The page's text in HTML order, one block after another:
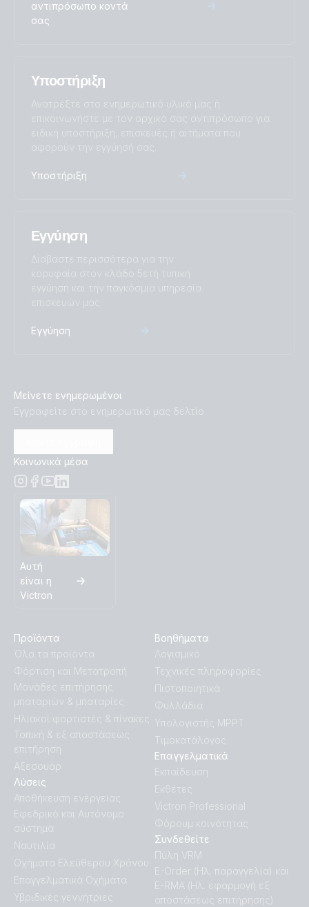
αντιπρόσωπο κοντά
σας
Υποστήριξη
Ανατρέξτε στο ενημερωτικό υλικό μας ή
επικοινωνήστε με τον αρχικό σας αντιπρόσωπο για
ειδική υποστήριξη, επισκευές ή αιτήματα που
αφορούν την εγγύησή σας.
Υποστήριξη
Εγγύηση
Διαβάστε περισσότερα για την
κορυφαία στον κλάδο 5ετή τυπική
εγγύηση και την παγκόσμια υπηρεσία
επισκευών μας.
Εγγύηση
Μείνετε ενημερωμένοι
Εγγραφείτε στο ενημερωτικό μας δελτίο
Κοινωνικά μέσα
Αυτή
είναι η
Victron
Προϊόντα
Όλα τα προϊόντα
Φόρτιση και Μετατροπή
Μονάδες επιτήρησης
μπαταριών & μπαταρίες
Ηλιακοί φορτιστές & πίνακες
Τοπική & εξ αποστάσεως
επιτήρηση
Αξεσουάρ
Λύσεις
Αποθήκευση ενέργειας
Εφεδρικό και Αυτόνομο
σύστημα
Ναυτιλία
Οχήματα Ελεύθερου Χρόνου
Επαγγελματικά Οχήματα
Υβριδικές γεννήτριες
Βοηθήματα
Λογισμικό
Τεχνικές πληροφορίες
Πιστοποιητικά
Φυλλάδια
Υπολογιστής MPPT
Τιμοκατάλογος
Επαγγελματικά
Εκπαίδευση
Εκθέτες
Victron Professional
Φόρουμ κοινότητας
Συνδεθείτε
Πύλη VRM
E-Order (Ηλ. παραγγελία) και
E-RMA (Ηλ. εφαρμογή εξ
αποστάσεως επιτήρησης)